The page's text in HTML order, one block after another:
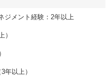
ジメント経験：2年以上
）
年以上）